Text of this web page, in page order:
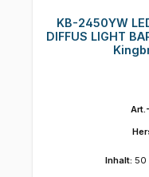
KB-2450YW
DIFFUS LIGHT
Inhalt: 50